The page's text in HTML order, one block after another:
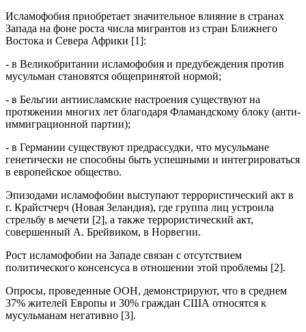
Исламофобия приобретает значительное влияние в странах
Запада на фоне роста числа мигрантов из стран Ближнего
Востока и Севера Африки [1]:
- в Великобритании исламофобия и предубеждения против
мусульман становятся общепринятой нормой;
- в Бельгии антиисламские настроения существуют на
протяжении многих лет благодаря Фламандскому блоку (анти-
иммиграционной партии);
- в Германии существуют предрассудки, что мусульмане
генетически не способны быть успешными и интегрироваться
в европейское общество.
Эпизодами исламофобии выступают террористический акт в
г. Крайстчерч (Новая Зеландия), где группа лиц устроила
стрельбу в мечети [2], а также террористический акт,
совершенный А. Брейвиком, в Норвегии.
Рост исламофобии на Западе связан с отсутствием
политического консенсуса в отношении этой проблемы [2].
Опросы, проведенные ООН, демонстрируют, что в среднем
37% жителей Европы и 30% граждан США относятся к
мусульманам негативно [3].